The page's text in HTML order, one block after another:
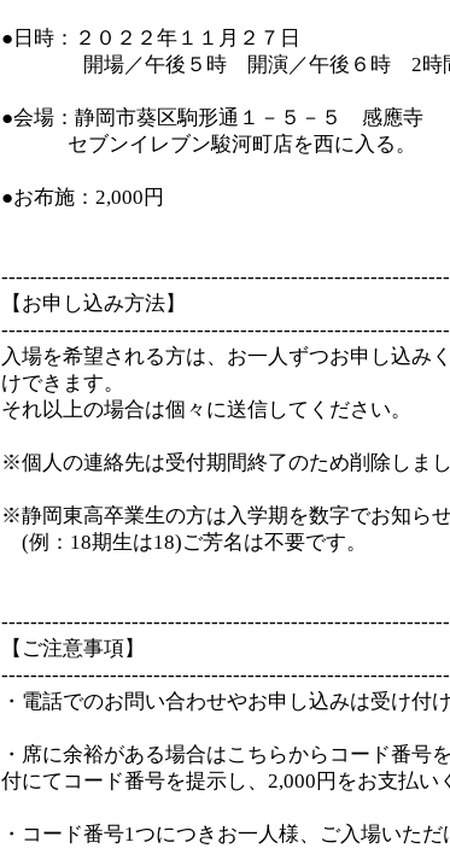
●日時：２０２２年１１月２７日
開場／午後５時 開演／午後６時 2時
●会場：静岡市葵区駒形通１－５－５ 感應寺
セブンイレブン駿河町店を西に入る。
●お布施：2,000円
【お申し込み方法】
入場を希望される方は、お一人ずつお申し込み
けできます。
それ以上の場合は個々に送信してください。
※個人の連絡先は受付期間終了のため削除しま
※静岡東高卒業生の方は入学期を数字でお知らせ
(例：18期生は18)ご芳名は不要です。
【ご注意事項】
・電話でのお問い合わせやお申し込みは受け付
・席に余裕がある場合はこちらからコード番号
付にてコード番号を提示し、2,000円をお支払い
・コード番号1つにつきお一人様、ご入場いただ